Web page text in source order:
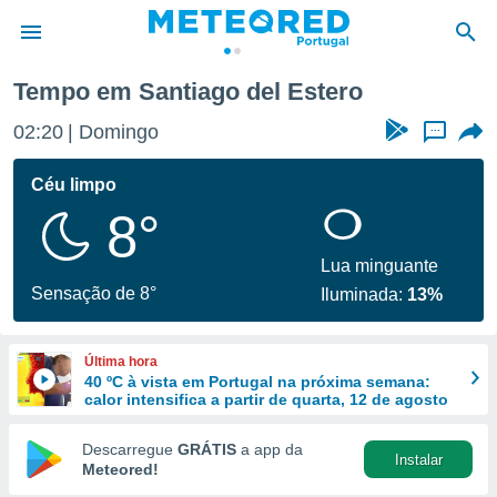
da
foi
fornecidas
a este
das
e
forma
digital
Tempo em Santiago del Estero
02:20 Domingo ...
Céu limpo
8°
Sensação de 8°
Lua minguante
Iluminada: 13%
Última hora
40 ºC à vista em Portugal na próxima semana:
calor intensifica a partir de quarta, 12 de agosto
Descarregue GRÁTIS a app da
Meteored!
Instalar